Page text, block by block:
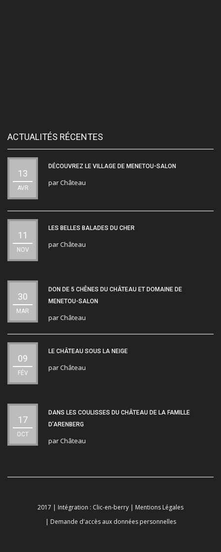
ACTUALITÉS RÉCENTES
13
AVR
DÉCOUVREZ LE VILLAGE DE MENETOU-SALON
parChâteau
11
NOV
LES BELLES BALADES DU CHER
parChâteau
30
MAR
DON DE 5 CHÊNES DU CHÂTEAU ET DOMAINE DE
MENETOU-SALON
parChâteau
09
FÉV
LE CHÂTEAU SOUS LA NEIGE
parChâteau
17
OCT
DANS LES COULISSES DU CHÂTEAU DE LA FAMILLE
D’ARENBERG
parChâteau
2017 | Intégration : Clic-en-berry | Mentions Légales
| Demande d'accès aux données personnelles